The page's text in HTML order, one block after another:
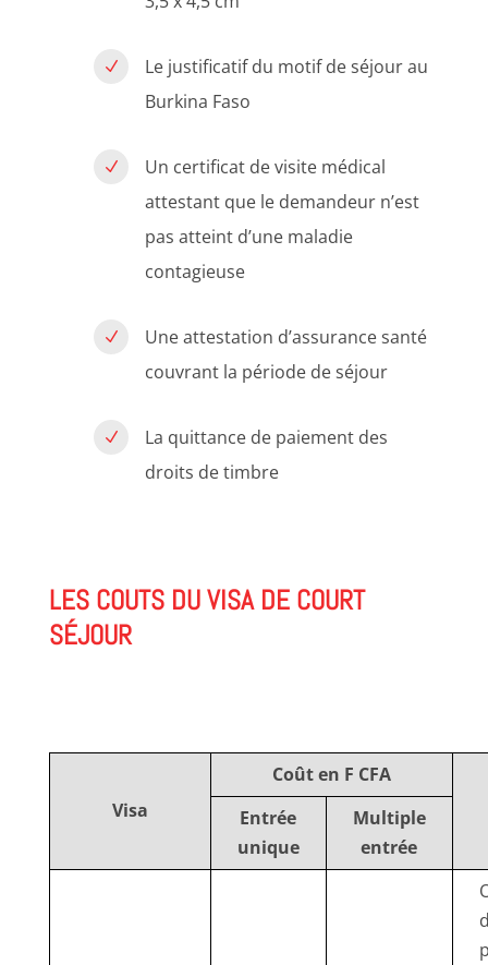
N
Le justificatif du motif de séjour au
Burkina Faso
N
Un certificat de visite médical
attestant que le demandeur n’est
pas atteint d’une maladie
contagieuse
N
Une attestation d’assurance santé
couvrant la période de séjour
N
La quittance de paiement des
droits de timbre
LES COUTS DU VISA DE COURT
SÉJOUR
Visa
Coût en F CFA
Entrée
unique
Multiple
entrée